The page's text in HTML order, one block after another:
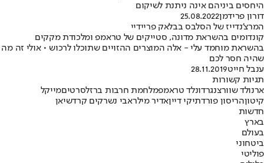
היחסים ביניהם אינה ניתנת לשיקום
דורון פרידמן25.08.2022
המרצ'נדייז של הסלבס בבלאק פריידיי
קונדומים בהשראת מדונה, סטייקים של טראמפ ומלכודת מקקים
בהשראת מוחמד עלי - אלה המוצרים ההזויים שתוכלו לרכוש • אולי זה מה
שהיה חסר לכם
ענבל חייט28.11.2019
תגיות קשורות
ארנולד שוורצנגרדונלד טראמפמלחמת חרבות ברזלסרטיםמייקל
קיטוןהריסון פורדתיקי דייןאדיר מילראבי נשרקים קרדשיאן
חדשות
בארץ
בעולם
ביטחוני
פוליטי